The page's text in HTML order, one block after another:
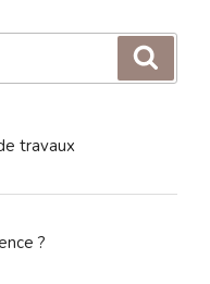
travaux
?